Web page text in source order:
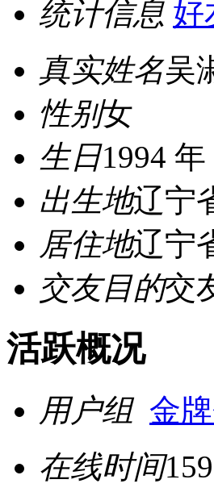
统计信息 好
真实姓名吴
性别女
生日1994 年
出生地辽宁
居住地辽宁
交友目的交
活跃概况
用户组 金
在线时间